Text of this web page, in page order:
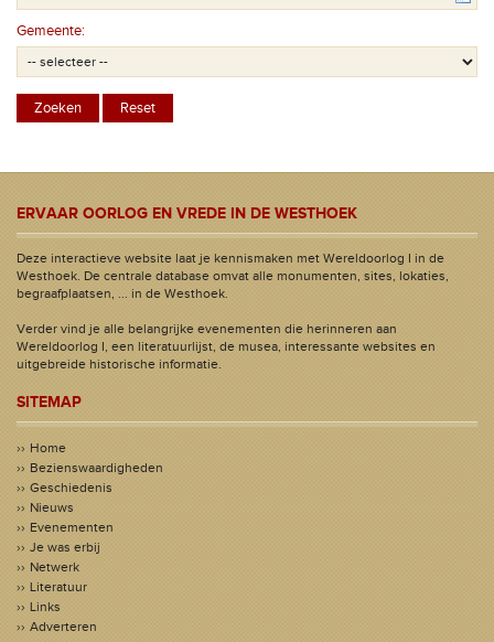
Gemeente:
ERVAAR OORLOG EN VREDE IN DE WESTHOEK
Deze interactieve website laat je kennismaken met Wereldoorlog I in de
Westhoek. De centrale database omvat alle monumenten, sites, lokaties,
begraafplaatsen, ... in de Westhoek.
Verder vind je alle belangrijke evenementen die herinneren aan
Wereldoorlog I, een literatuurlijst, de musea, interessante websites en
uitgebreide historische informatie.
SITEMAP
Home
Bezienswaardigheden
Geschiedenis
Nieuws
Evenementen
Je was erbij
Netwerk
Literatuur
Links
Adverteren